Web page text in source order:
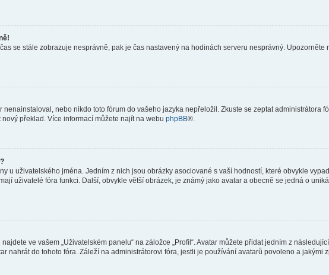
se stále zobrazuje nesprávně, pak je čas nastavený na hodinách serveru nesprávný. Upozorněte
nebo nikdo toto fórum do vašeho jazyka nepřeložil. Zkuste se zeptat administrátora
překlad. Více informací můžete najít na webu phpBB®.
u uživatelského jména. Jedním z nich jsou obrázky asociované s vaší hodností, které obvykle
uživatelé fóra funkci. Další, obvykle větší obrázek, je známý jako avatar a obecně se jedná o
ve vašem „Uživatelském panelu“ na záložce „Profil“. Avatar můžete přidat jedním z
nahrát do tohoto fóra. Záleží na administrátorovi fóra, jestli je používání avatarů povoleno a jakými